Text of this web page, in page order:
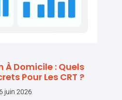
À Domicile : Quels
Pour Les CRT ?
juin 2026